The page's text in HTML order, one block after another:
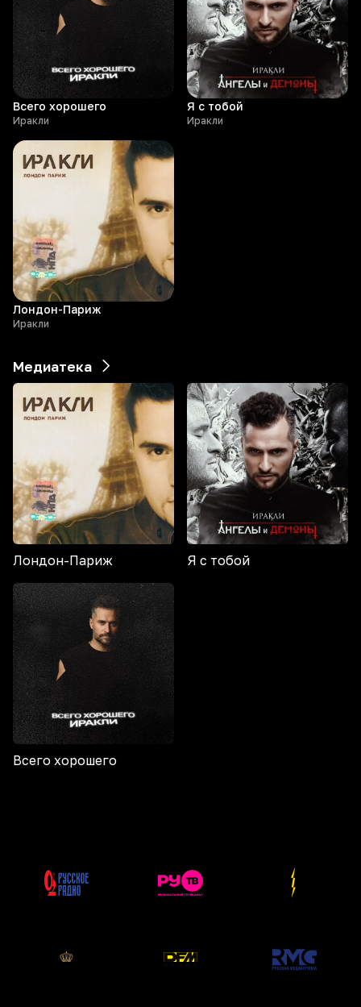
Всего хорошего
Иракли
Я с тобой
Иракли
Лондон-Париж
Иракли
Медиатека
Лондон-Париж Я с тобой
Всего хорошего